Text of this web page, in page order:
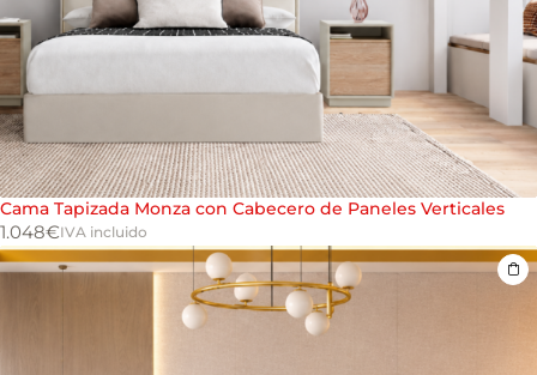
Cama Tapizada Monza con Cabecero de Paneles Verticales
1.048€IVA incluido